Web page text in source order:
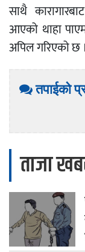
साथै
आएको थाहा
अपिल गरिएको छ ।
तपाईको
ताजा